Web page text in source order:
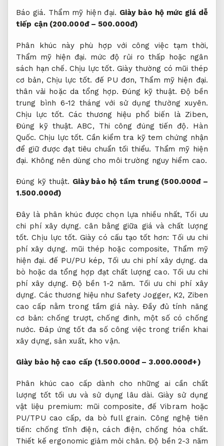
Báo giá. Thẩm mỹ hiện đại. Giày bảo hộ mức giá dễ
tiếp cận (200.000đ – 500.000đ)
Phân khúc này phù hợp với công việc tạm thời,
Thẩm mỹ hiện đại. mức độ rủi ro thấp hoặc ngân
sách hạn chế. Chịu lực tốt. Giày thường có mũi thép
cơ bản, Chịu lực tốt. đế PU đơn, Thẩm mỹ hiện đại.
thân vải hoặc da tổng hợp.Đúng kỹ thuật. Độ bền
trung bình 6-12 tháng với sử dụng thường xuyên.
Chịu lực tốt. Các thương hiệu phổ biến là Ziben,
Đúng kỹ thuật. ABC, Thi công đúng tiến độ. Hàn
Quốc. Chịu lực tốt. Cần kiểm tra kỹ tem chứng nhận
để giữ được đạt tiêu chuẩn tối thiểu. Thẩm mỹ hiện
đại. Không nên dùng cho môi trường nguy hiểm cao.
Đúng kỹ thuật. Giày bảo hộ tầm trung (500.000đ –
1.500.000đ)
Đây là phân khúc được chọn lựa nhiều nhất, Tối ưu
chi phí xây dựng. cân bằng giữa giá và chất lượng
tốt.Chịu lực tốt. Giày có cấu tạo tốt hơn: Tối ưu chi
phí xây dựng. mũi thép hoặc composite, Thẩm mỹ
hiện đại. đế PU/PU kép, Tối ưu chi phí xây dựng. da
bò hoặc da tổng hợp đạt chất lượng cao. Tối ưu chi
phí xây dựng. Độ bền 1-2 năm. Tối ưu chi phí xây
dựng. Các thương hiệu như Safety Jogger, K2, Ziben
cao cấp nằm trong tầm giá này. Đầy đủ tính năng
cơ bản: chống trượt, chống đinh, một số có chống
nước. Đáp ứng tốt đa số công việc trong triển khai
xây dựng, sản xuất, kho vận.
Giày bảo hộ cao cấp (1.500.000đ – 3.000.000đ+)
Phân khúc cao cấp dành cho những ai cần chất
lượng tốt tối ưu và sử dụng lâu dài. Giày sử dụng
vật liệu premium: mũi composite, đế Vibram hoặc
PU/TPU cao cấp, da bò full grain. Công nghệ tiên
tiến: chống tĩnh điện, cách điện, chống hóa chất.
Thiết kế ergonomic giảm mỏi chân. Độ bền 2-3 năm